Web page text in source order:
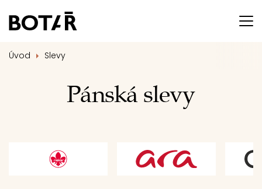
Úvod Slevy
Pánská slevy